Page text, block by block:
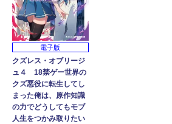
電子版
クズレス・オブリージ
ュ４ 18禁ゲー世界の
クズ悪役に転生してし
まった俺は、原作知識
の力でどうしてもモブ
人生をつかみ取りたい